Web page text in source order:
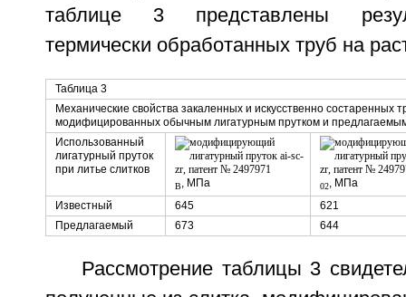
таблице 3 представлены
термически обработанных труб на
Таблица 3
Механические свойства закаленных и искусственно состаренных
модифицированных обычным лигатурным прутком и
Использованный
лигатурный пруток
при литье слитков
B, МПа 02, МПа
Известный
645
621
Предлагаемый
673 644
Рассмотрение таблицы 3